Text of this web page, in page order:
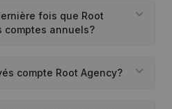
fois que Root
comptes annuels?
compte Root Agency?